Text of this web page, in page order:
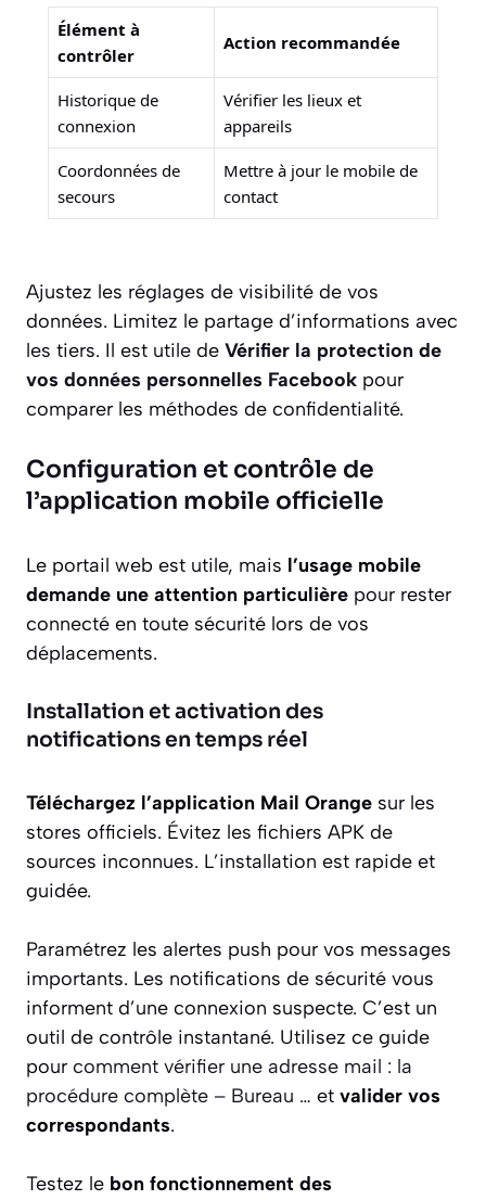
Élément à
contrôler
Action recommandée
Historique de
connexion
Vérifier les lieux et
appareils
Coordonnées de
secours
Mettre à jour le mobile de
contact
Ajustez les réglages de visibilité de vos
données. Limitez le partage d’informations avec
les tiers. Il est utile de Vérifier la protection de
vos données personnelles Facebook pour
comparer les méthodes de confidentialité.
Configuration et contrôle de
l’application mobile officielle
Le portail web est utile, mais l’usage mobile
demande une attention particulière pour rester
connecté en toute sécurité lors de vos
déplacements.
Installation et activation des
notifications en temps réel
Téléchargez l’application Mail Orange sur les
stores officiels. Évitez les fichiers APK de
sources inconnues. L’installation est rapide et
guidée.
Paramétrez les alertes push pour vos messages
importants. Les notifications de sécurité vous
informent d’une connexion suspecte. C’est un
outil de contrôle instantané. Utilisez ce guide
pour comment vérifier une adresse mail : la
procédure complète – Bureau … et valider vos
correspondants.
Testez le bon fonctionnement des